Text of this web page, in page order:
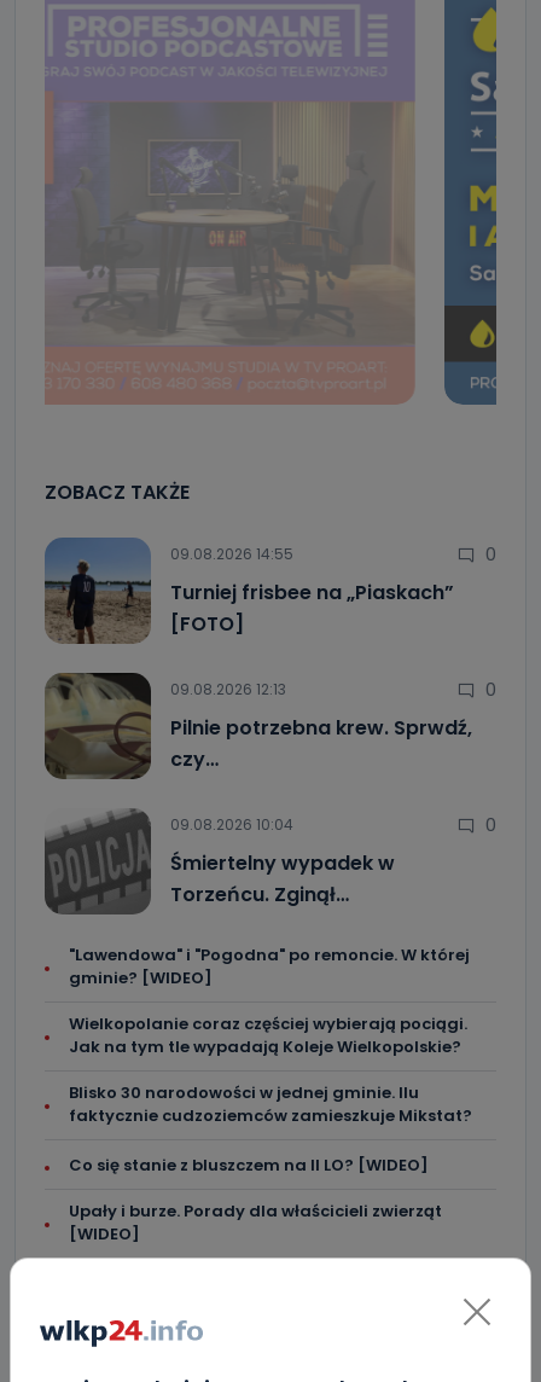
ZOBACZ TAKŻE
09.08.2026 14:55 0
Turniej frisbee na „Piaskach”
[FOTO]
09.08.2026 12:13 0
Pilnie potrzebna krew. Sprwdź,
czy…
09.08.2026 10:04 0
Śmiertelny wypadek w
Torzeńcu. Zginął…
"Lawendowa" i "Pogodna" po remoncie. W której
gminie? [WIDEO]
Wielkopolanie coraz częściej wybierają pociągi.
Jak na tym tle wypadają Koleje Wielkopolskie?
Blisko 30 narodowości w jednej gminie. Ilu
faktycznie cudzoziemców zamieszkuje Mikstat?
Co się stanie z bluszczem na II LO? [WIDEO]
Upały i burze. Porady dla właścicieli zwierząt
[WIDEO]
Auto rozbite na drzewie. Poszkodowani nie mogli z